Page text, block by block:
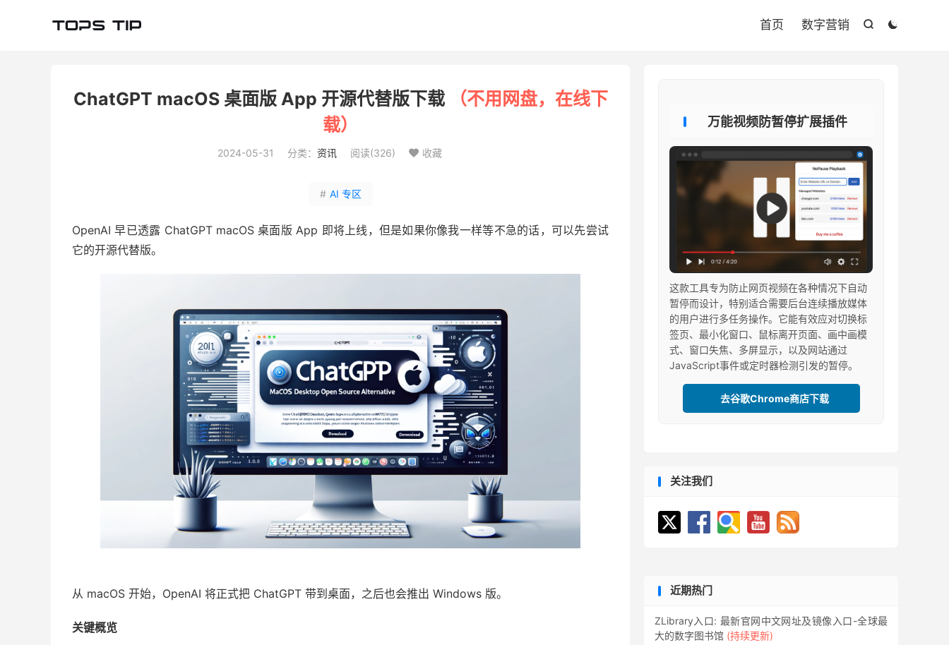


首页 数字营销
ChatGPT macOS 桌面版 App 开源代替版下载
（不用网盘，在线下
载）
2024-05-31 分类： 资讯 阅读(326)  收藏
# AI 专区
OpenAI 早已透露 ChatGPT macOS 桌面版 App 即将上线，但是如果你像我一样等不急的话，可以先尝试
它的开源代替版。
从 macOS 开始，OpenAI 将正式把 ChatGPT 带到桌面，之后也会推出 Windows 版。
关键概览
万能视频防暂停扩展插件
这款工具专为防止网页视频在各种情况下自动
暂停而设计，特别适合需要后台连续播放媒体
的用户进行多任务操作。它能有效应对切换标
签页、最小化窗口、鼠标离开页面、画中画模
式、窗口失焦、多屏显示，以及网站通过
JavaScript事件或定时器检测引发的暂停。
去谷歌Chrome商店下载
关注我们
近期热门
ZLibrary入口: 最新官网中文网址及镜像入口-全球最
大的数字图书馆 (持续更新)